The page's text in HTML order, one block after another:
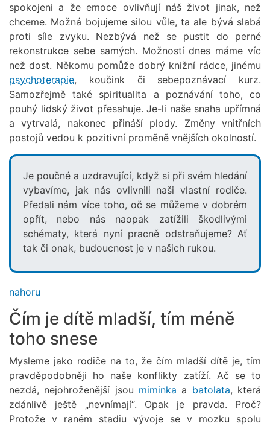
spokojeni a že emoce ovlivňují náš život jinak, než
chceme. Možná bojujeme silou vůle, ta ale bývá slabá
proti síle zvyku. Nezbývá než se pustit do perné
rekonstrukce sebe samých. Možností dnes máme víc
než dost. Někomu pomůže dobrý knižní rádce, jinému
psychoterapie, koučink či sebepoznávací kurz.
Samozřejmě také spiritualita a poznávání toho, co
pouhý lidský život přesahuje. Je-li naše snaha upřímná
a vytrvalá, nakonec přináší plody. Změny vnitřních
postojů vedou k pozitivní proměně vnějších okolností.
Je poučné a uzdravující, když si při svém hledání
vybavíme, jak nás ovlivnili naši vlastní rodiče.
Předali nám více toho, oč se můžeme v dobrém
opřít, nebo nás naopak zatížili škodlivými
schématy, která nyní pracně odstraňujeme? Ať
tak či onak, budoucnost je v našich rukou.
nahoru
Čím je dítě mladší, tím méně
toho snese
Mysleme jako rodiče na to, že čím mladší dítě je, tím
pravděpodobněji ho naše konflikty zatíží. Ač se to
nezdá, nejohroženější jsou miminka a batolata, která
zdánlivě ještě „nevnímají“. Opak je pravda. Proč?
Protože v raném stadiu vývoje se v mozku spolu